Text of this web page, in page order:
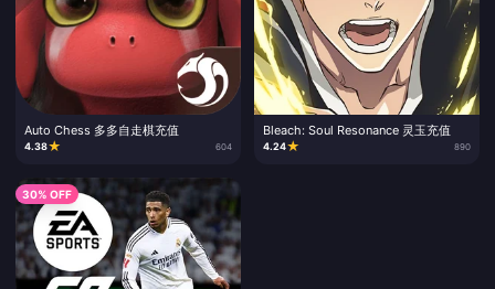
Auto Chess 多多自走棋充值
4.38★ 604
Bleach: Soul Resonance 灵玉充值
4.24★ 890
30% OFF